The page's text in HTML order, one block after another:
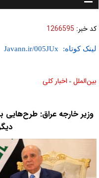
Toggle
کد خبر: 1266595
لینک کوتاه:
بين‌الملل » اخبار كلی
وزیر خارجه عراق: